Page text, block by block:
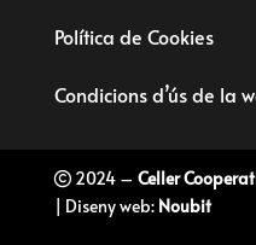
Política de Cookies
Condicions d’ús de la
2024 – Celler
| Diseny web: Noubit